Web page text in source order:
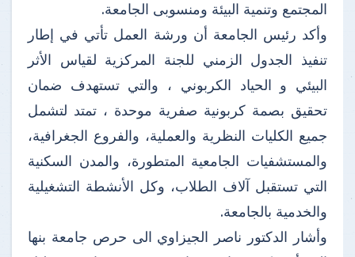
المجتمع وتنمية البيئة ومنسوبى الجامعة.
وأكد رئيس الجامعة أن ورشة العمل تأتي في إطار
تنفيذ الجدول الزمني للجنة المركزية لقياس الأثر
البيئي و الحياد الكربوني ، والتي تستهدف ضمان
تحقيق بصمة كربونية صفرية موحدة ، تمتد لتشمل
جميع الكليات النظرية والعملية، والفروع الجغرافية،
والمستشفيات الجامعية المتطورة، والمدن السكنية
التي تستقبل آلاف الطلاب، وكل الأنشطة التشغيلية
والخدمية بالجامعة.
وأشار الدكتور ناصر الجيزاوي الى حرص جامعة بنها